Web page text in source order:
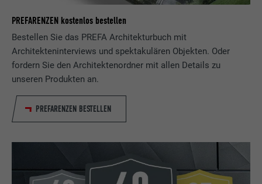
PREFARENZEN kostenlos bestellen
Bestellen Sie das PREFA Architekturbuch mit
Architekteninterviews und spektakulären Objekten. Oder
fordern Sie den Architektenordner mit allen Details zu
unseren Produkten an.
PREFARENZEN BESTELLEN